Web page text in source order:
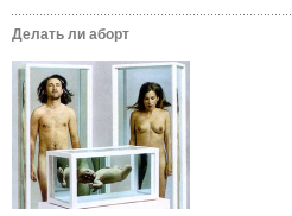
Делать ли аборт